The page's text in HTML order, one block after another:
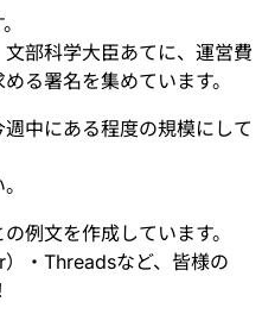
部科学大臣あてに、運営費
る署名を集めています。
中にある程度の規模にして
例文を作成しています。
・Threadsなど、皆様の